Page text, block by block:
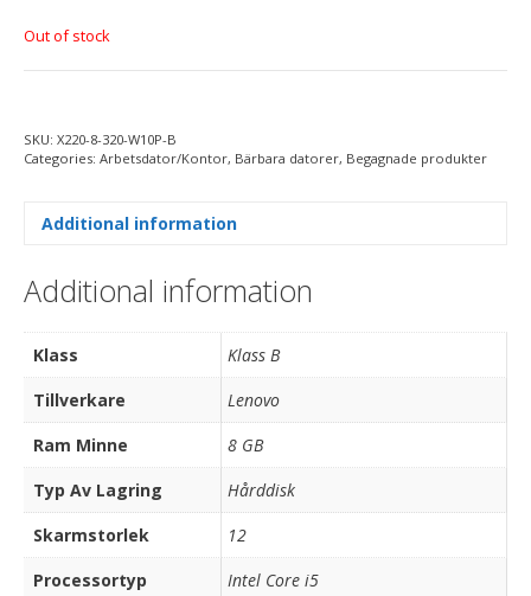
Out of stock
SKU: X220-8-320-W10P-B
Categories: Arbetsdator/Kontor, Bärbara datorer, Begagnade produkter
Additional information
Additional information
Klass
Klass B
Tillverkare
Lenovo
Ram Minne
8 GB
Typ Av Lagring
Hårddisk
Skarmstorlek
12
Processortyp
Intel Core i5